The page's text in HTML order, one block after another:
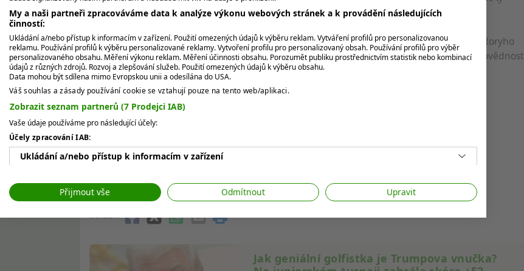
drobné rozdíly, co nás posunou dál,“směje se tomu Morikawa.
Tahle fáze kariéry nevypadá jako konec. Spíš jako přestavba. Morikawa si sám připomíná Roryho
McIlroye, který v roce 2017 vyměnil svého dlouholetého caddieho, aby převzal větší zodpovědnost
za vlastní hru. Možná je Collin na podobné křižovatce.
Je to proces. Až to bude správné, poznám to,“
Zdroj:
https://golf.com/news/collin-morikawa-caddie-split-endless-search/
https://www.pgatour.com/player/50525/collin-morikawa
SDÍLET:
Jak geniální golfistka je Trumpova vnučka?
My a naši partneři zpracováváme data k analýze výkonu webových stránek a k provádění následujících
činností:
Ukládání a/nebo přístup k informacím v zařízení. Použití omezených údajů k výběru reklam. Vytváření profilů pro personalizovanou
reklamu. Používání profilů k výběru personalizované reklamy. Vytvoření profilu pro personalizovaný obsah. Používání profilů pro výběr
personalizovaného obsahu. Měření výkonu reklam. Měření účinnosti obsahu. Porozumět publiku prostřednictvím statistik nebo kombinací
údajů z různých zdrojů. Rozvoj a zlepšování služeb. Použití omezených údajů k výběru obsahu.
Data mohou být sdílena mimo Evropskou unii a odesílána do USA.
Váš souhlas a zásady používání cookie se vztahují pouze na tento web/aplikaci.
Zobrazit seznam partnerů (7 Prodejci IAB)
Vaše údaje používáme pro následující účely:
Účely zpracování IAB:
Ukládání a/nebo přístup k informacím v zařízení
Použití omezených údajů k výběru reklam
Přijmout vše Odmítnout Upravit